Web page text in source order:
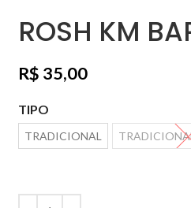
ROSH KM
R$ 35,00
TIPO
TRADICIONAL